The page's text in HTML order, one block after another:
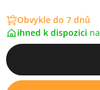
Obvykle do 7 dnů
ihned k dispozici na